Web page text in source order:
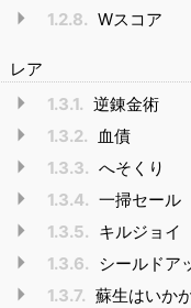
1.2.8. Wスコア
レア
1.3.1. 逆錬金術
1.3.2.
血債
1.3.3. へそくり
1.3.4. 一掃セール
1.3.5. キルジョイ
1.3.6. シールドア
1.3.7. 蘇生はいか